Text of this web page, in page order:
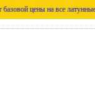
на все латунные изделия!!!